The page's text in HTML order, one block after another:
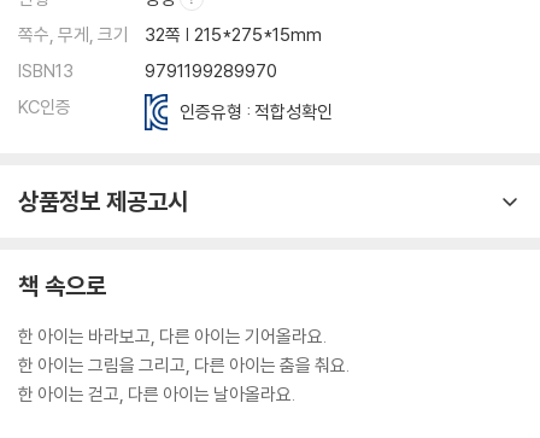
쪽수, 무게, 크기
32쪽 | 215*275*15mm
ISBN13
9791199289970
KC인증
인증유형 : 적합성확인
상품정보 제공고시
책 속으로
한 아이는 바라보고, 다른 아이는 기어올라요.
한 아이는 그림을 그리고, 다른 아이는 춤을 춰요.
한 아이는 걷고, 다른 아이는 날아올라요.